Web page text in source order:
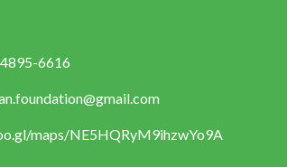
6616
maps/NE5HQRyM9ihzwYo9A